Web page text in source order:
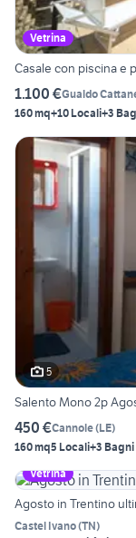
Vetrina
Casale con piscina e
1.100 €Gualdo
160 mq+10 Locali+3
5
Salento Mono 2p
450 €Cannole(LE)
160 mq5 Locali+3 Bagni
Vetrina
Agosto in Trentino
Castel Ivano(TN)